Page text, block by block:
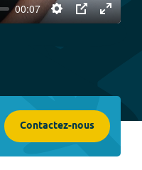
00:07
Settings
PIP
Enter
Contactez-nous